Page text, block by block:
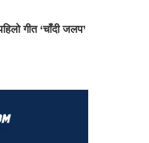
गीत ‘चाँदी जलप’